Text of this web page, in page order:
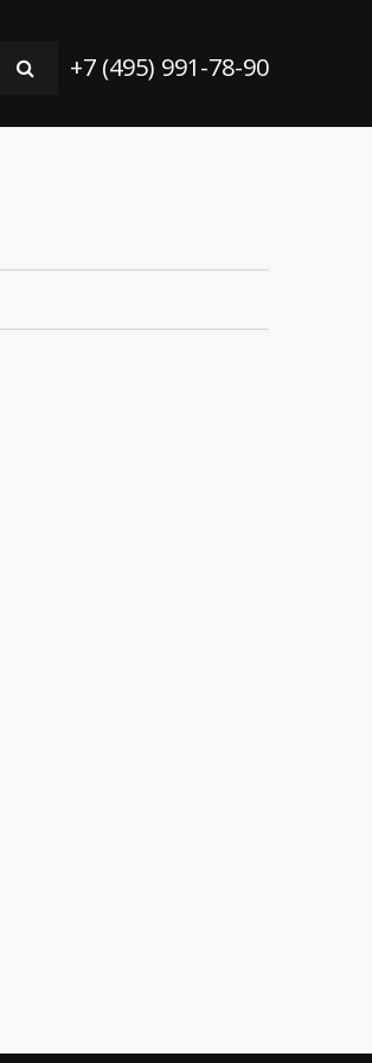
+7 (495) 991-78-90